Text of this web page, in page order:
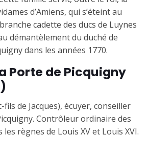
d’Amiens, qui s’éteint au
cadette des ducs de Luynes
démantèlement du duché de
dans les années 1770.
Porte de Picquigny
fils de Jacques), écuyer, conseiller
Contrôleur ordinaire des
règnes de Louis XV et Louis XVI.